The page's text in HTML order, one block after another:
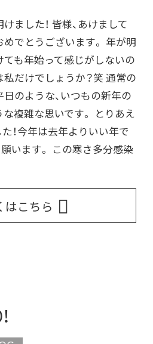
けました！ 皆様、あけまして
めでとうございます。 年が明
ても年始って感じがしないの
私だけでしょうか？笑 通常の
日のような、いつもの新年の
複雑な思いです。 とりあえ
！今年は去年よりいい年で
います。 この寒さ多分感染
はこちら